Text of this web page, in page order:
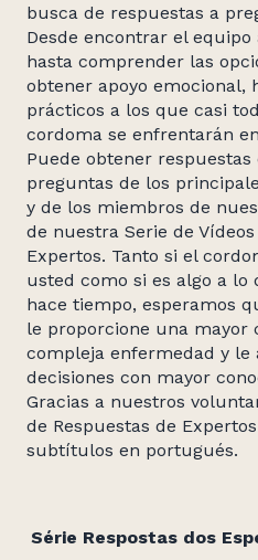
busca de respuestas a
Desde encontrar el
hasta comprender las
obtener apoyo emocional,
prácticos a los que casi
cordoma se enfrentarán
Puede obtener respuestas
preguntas de los
y de los miembros de
de nuestra Serie de
Expertos. Tanto si el
usted como si es algo a lo
hace tiempo, esperamos
le proporcione una mayor
compleja enfermedad y le
decisiones con mayor
Gracias a nuestros
de Respuestas de
subtítulos en portugués.
Série Respostas dos